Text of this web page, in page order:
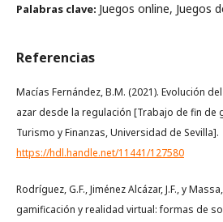
Palabras clave: Juegos online, Juegos
Referencias
Macías Fernández, B.M. (2021). Evolución
azar desde la regulación [Trabajo de fin de
Turismo y Finanzas, Universidad de Sevilla].
https://hdl.handle.net/11441/127580
Rodríguez, G.F., Jiménez Alcázar, J.F., y
gamificación y realidad virtual: formas de